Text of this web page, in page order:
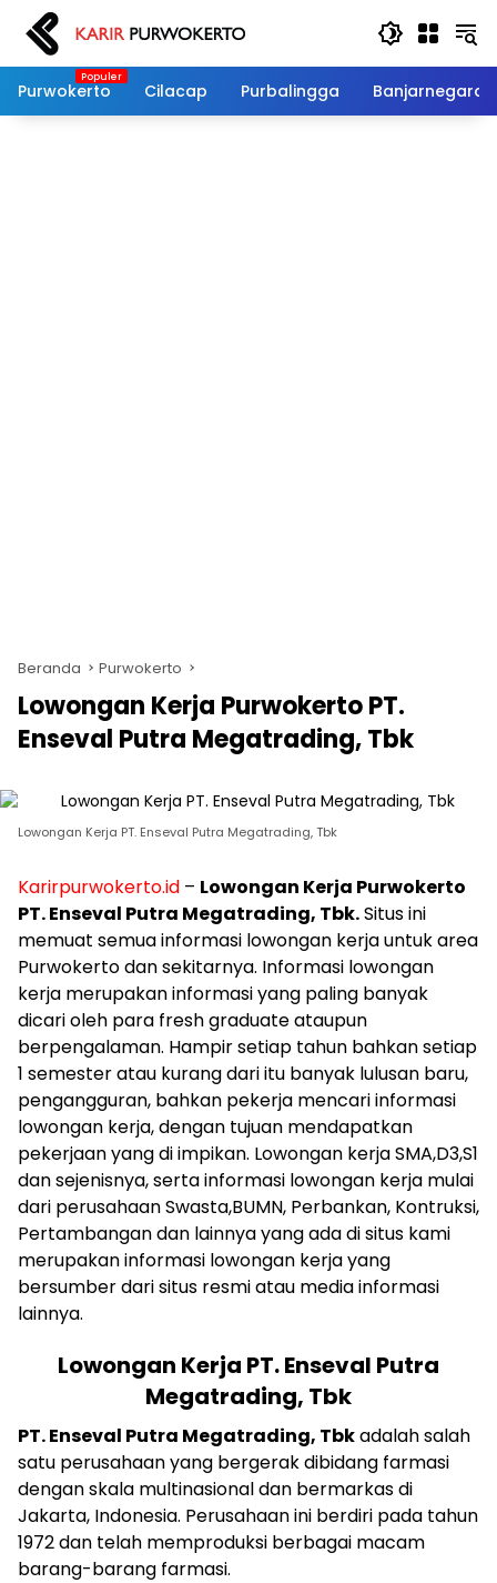
Langsung
konten
Purwokerto
Cilacap Purbalingga Banjarnegara
Beranda Purwokerto
Lowongan Kerja Purwokerto PT.
Enseval Putra Megatrading, Tbk
Lowongan Kerja PT. Enseval Putra Megatrading, Tbk
Karirpurwokerto.id – Lowongan Kerja Purwokerto
PT. Enseval Putra Megatrading, Tbk.Situs ini
memuat semua informasi lowongan kerja untuk area
Purwokerto dan sekitarnya. Informasi lowongan
kerja merupakan informasi yang paling banyak
dicari oleh para fresh graduate ataupun
berpengalaman. Hampir setiap tahun bahkan setiap
1 semester atau kurang dari itu banyak lulusan baru,
pengangguran, bahkan pekerja mencari informasi
lowongan kerja, dengan tujuan mendapatkan
pekerjaan yang di impikan. Lowongan kerja SMA,D3,S1
dan sejenisnya, serta informasi lowongan kerja mulai
dari perusahaan Swasta,BUMN, Perbankan, Kontruksi,
Pertambangan dan lainnya yang ada di situs kami
merupakan informasi lowongan kerja yang
bersumber dari situs resmi atau media informasi
lainnya.
Lowongan Kerja PT. Enseval Putra
Megatrading, Tbk
PT. Enseval Putra Megatrading, Tbkadalah salah
satu perusahaan yang bergerak dibidang farmasi
dengan skala multinasional dan bermarkas di
Jakarta, Indonesia. Perusahaan ini berdiri pada tahun
1972 dan telah memproduksi berbagai macam
barang-barang farmasi.